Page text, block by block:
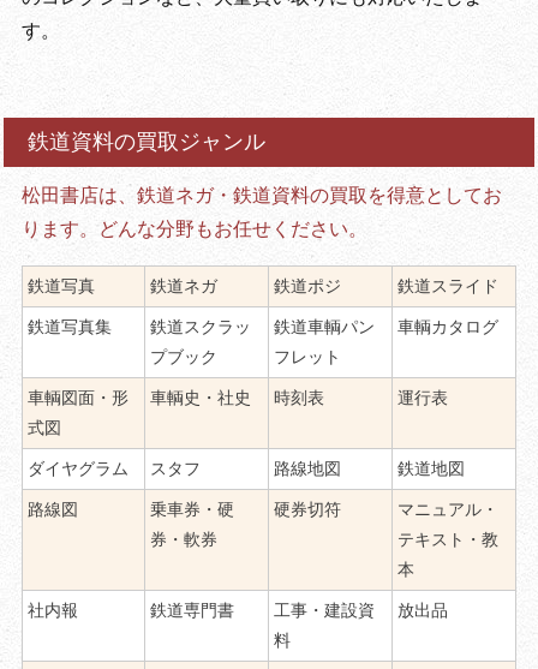
す。
鉄道資料の買取ジャンル
松田書店は、鉄道ネガ・鉄道資料の買取を得意としてお
ります。どんな分野もお任せください。
鉄道写真 鉄道ネガ 鉄道ポジ 鉄道スライド
鉄道写真集
鉄道スクラッ
プブック
鉄道車輌パン
フレット
車輌カタログ
車輌図面・形
式図
車輌史・社史 時刻表 運行表
ダイヤグラム スタフ 路線地図 鉄道地図
路線図
乗車券・硬
券・軟券
硬券切符
マニュアル・
テキスト・教
本
社内報 鉄道専門書
工事・建設資
料
放出品